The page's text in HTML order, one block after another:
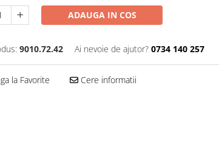
ADAUGA IN COS
9010.72.42 Ai nevoie de ajutor? 0734 140 257
la Favorite Cere informatii